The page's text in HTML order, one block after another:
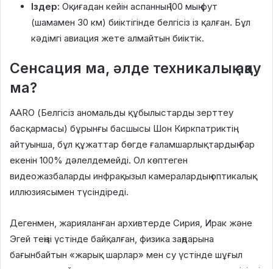
Іздер: Оқиғадан кейін аспанның 100 мың фут
(шамамен 30 км) биіктігінде белгісіз із қалған. Бұл
кәдімгі авиация жете алмайтын биіктік.
Сенсация ма, әлде техникалық ақау
ма?
AARO (Белгісіз аномальды құбылыстарды зерттеу
басқармасы) бұрынғы басшысы Шон Киркпатриктің
айтуынша, бұл құжаттар бөгде ғаламшарлықтардың бар
екенін 100% дәлелдемейді. Ол көптеген
видеожазбаларды инфрақызыл камералардың оптикалық
иллюзиясымен түсіндіреді.
Дегенмен, жарияланған архивтерде Сирия, Ирак және
Эгей теңізі үстінде байқалған, физика заңдарына
бағынбайтын «жарық шарлар» мен су үстінде шұғыл